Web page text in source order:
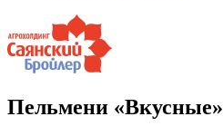
Пельмени «Вкусные»